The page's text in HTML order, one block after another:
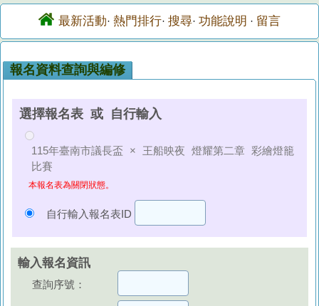
最新活動· 熱門排行· 搜尋· 功能說明 · 留言
報名資料查詢與編修
選擇報名表 或 自行輸入
115年臺南市議長盃 × 王船映夜 燈耀第二章 彩繪燈籠
比賽
本報名表為關閉狀態。
自行輸入報名表ID
輸入報名資訊
查詢序號：